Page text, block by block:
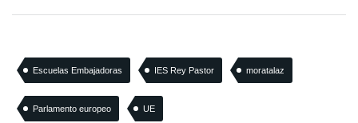
Escuelas Embajadoras IES Rey Pastor moratalaz
Parlamento europeo UE